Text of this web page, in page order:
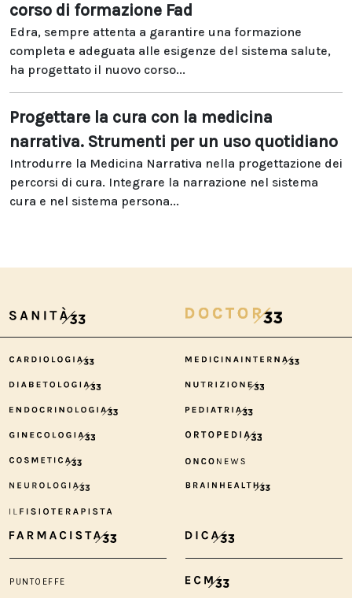
corso di formazione Fad
Edra, sempre attenta a garantire una formazione
completa e adeguata alle esigenze del sistema salute,
ha progettato il nuovo corso...
Progettare la cura con la medicina
narrativa. Strumenti per un uso quotidiano
Introdurre la Medicina Narrativa nella progettazione dei
percorsi di cura. Integrare la narrazione nel sistema
cura e nel sistema persona...